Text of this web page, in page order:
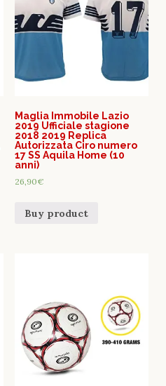
Maglia Immobile Lazio
2019 Ufficiale stagione
2018 2019 Replica
Autorizzata Ciro numero
17 SS Aquila Home (10
anni)
26,90€
Buy product